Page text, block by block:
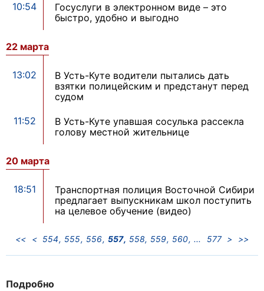
Подробно
10:54
Госуслуги в электронном виде – это
быстро, удобно и выгодно
22 марта
13:02
В Усть-Куте водители пытались дать
взятки полицейским и предстанут перед
судом
11:52
В Усть-Куте упавшая сосулька рассекла
голову местной жительнице
20 марта
18:51
Транспортная полиция Восточной Сибири
предлагает выпускникам школ поступить
на целевое обучение (видео)
<< < 554 555 556 557 558 559 560 577 > >>